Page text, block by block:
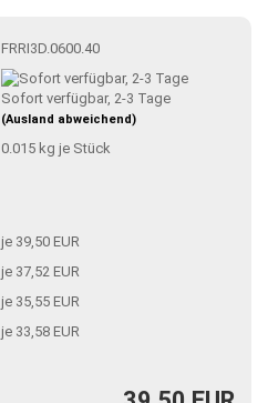
FRRI3D.0600.40
Sofort verfügbar, 2-3 Tage
(Ausland abweichend)
0.015kg je Stück
je 39,50 EUR
je 37,52 EUR
je 35,55 EUR
je 33,58 EUR